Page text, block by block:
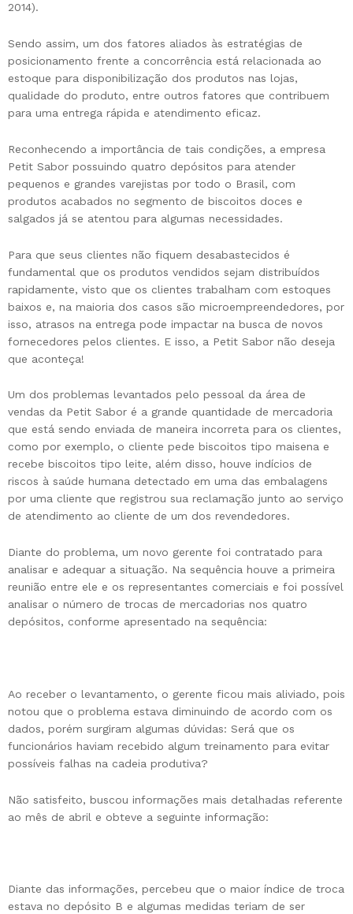
2014).
Sendo assim, um dos fatores aliados às estratégias de
posicionamento frente a concorrência está relacionada ao
estoque para disponibilização dos produtos nas lojas,
qualidade do produto, entre outros fatores que contribuem
para uma entrega rápida e atendimento eficaz.
Reconhecendo a importância de tais condições, a empresa
Petit Sabor possuindo quatro depósitos para atender
pequenos e grandes varejistas por todo o Brasil, com
produtos acabados no segmento de biscoitos doces e
salgados já se atentou para algumas necessidades.
Para que seus clientes não fiquem desabastecidos é
fundamental que os produtos vendidos sejam distribuídos
rapidamente, visto que os clientes trabalham com estoques
baixos e, na maioria dos casos são microempreendedores, por
isso, atrasos na entrega pode impactar na busca de novos
fornecedores pelos clientes. E isso, a Petit Sabor não deseja
que aconteça!
Um dos problemas levantados pelo pessoal da área de
vendas da Petit Sabor é a grande quantidade de mercadoria
que está sendo enviada de maneira incorreta para os clientes,
como por exemplo, o cliente pede biscoitos tipo maisena e
recebe biscoitos tipo leite, além disso, houve indícios de
riscos à saúde humana detectado em uma das embalagens
por uma cliente que registrou sua reclamação junto ao serviço
de atendimento ao cliente de um dos revendedores.
Diante do problema, um novo gerente foi contratado para
analisar e adequar a situação. Na sequência houve a primeira
reunião entre ele e os representantes comerciais e foi possível
analisar o número de trocas de mercadorias nos quatro
depósitos, conforme apresentado na sequência:
Ao receber o levantamento, o gerente ficou mais aliviado, pois
notou que o problema estava diminuindo de acordo com os
dados, porém surgiram algumas dúvidas: Será que os
funcionários haviam recebido algum treinamento para evitar
possíveis falhas na cadeia produtiva?
Não satisfeito, buscou informações mais detalhadas referente
ao mês de abril e obteve a seguinte informação:
Diante das informações, percebeu que o maior índice de troca
estava no depósito B e algumas medidas teriam de ser